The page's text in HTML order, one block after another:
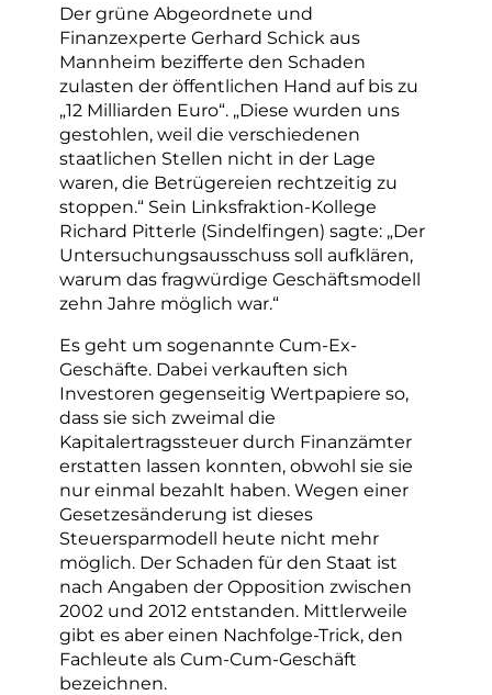
Der grüne Abgeordnete und
Finanzexperte Gerhard Schick aus
Mannheim bezifferte den Schaden
zulasten der öffentlichen Hand auf bis zu
„12 Milliarden Euro“. „Diese wurden uns
gestohlen, weil die verschiedenen
staatlichen Stellen nicht in der Lage
waren, die Betrügereien rechtzeitig zu
stoppen.“ Sein Linksfraktion-Kollege
Richard Pitterle (Sindelfingen) sagte: „Der
Untersuchungsausschuss soll aufklären,
warum das fragwürdige Geschäftsmodell
zehn Jahre möglich war.“
Es geht um sogenannte Cum-Ex-
Geschäfte. Dabei verkauften sich
Investoren gegenseitig Wertpapiere so,
dass sie sich zweimal die
Kapitalertragssteuer durch Finanzämter
erstatten lassen konnten, obwohl sie sie
nur einmal bezahlt haben. Wegen einer
Gesetzesänderung ist dieses
Steuersparmodell heute nicht mehr
möglich. Der Schaden für den Staat ist
nach Angaben der Opposition zwischen
2002 und 2012 entstanden. Mittlerweile
gibt es aber einen Nachfolge-Trick, den
Fachleute als Cum-Cum-Geschäft
bezeichnen.